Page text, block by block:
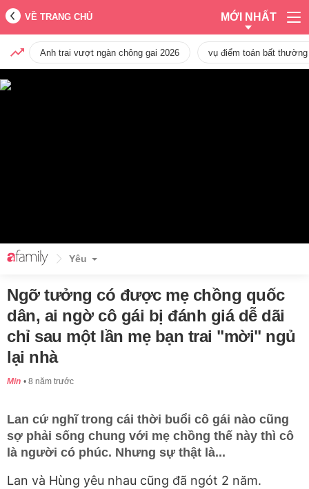
VỀ TRANG CHỦ MỚI NHẤT
Anh trai vượt ngàn chông gai 2026 vụ điểm toán bất
Yêu
Ngỡ tưởng có được mẹ chồng quốc
dân, ai ngờ cô gái bị đánh giá dễ dãi
chỉ sau một lần mẹ bạn trai "mời" ngủ
lại nhà
Min 8 năm trước
Lan cứ nghĩ trong cái thời buổi cô gái nào cũng
sợ phải sống chung với mẹ chồng thế này thì cô
là người có phúc. Nhưng sự thật là...
Lan và Hùng yêu nhau cũng đã ngót 2 năm.